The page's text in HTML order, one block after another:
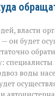
власти
он будет
воды